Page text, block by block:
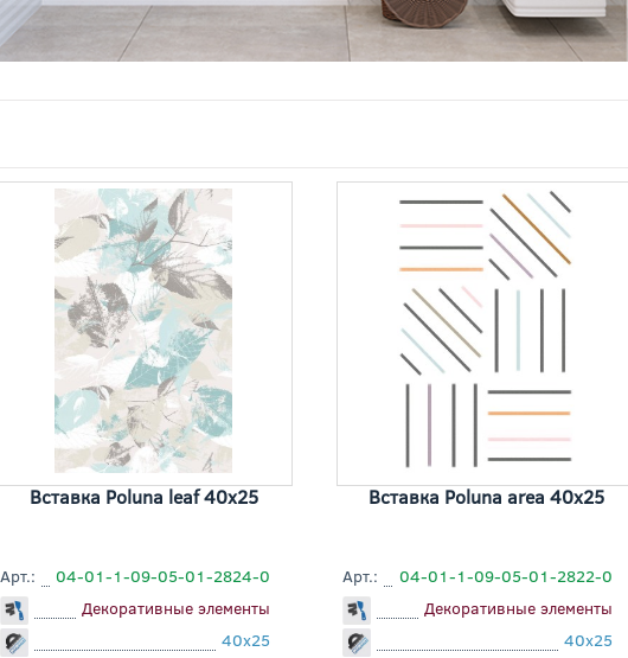
Вставка Poluna leaf 40x25
Арт.:
04-01-1-09-05-01-2824-0
Декоративные элементы
40x25
Вставка Poluna area 40x25
Арт.:
04-01-1-09-05-01-2822-0
Декоративные элементы
40x25